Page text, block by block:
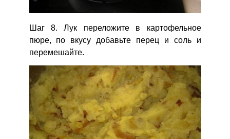
Шаг 8. Лук переложите в картофельное
пюре, по вкусу добавьте перец и соль и
перемешайте.